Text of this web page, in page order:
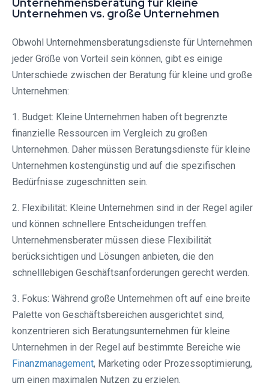
Unternehmen vs. große Unternehmen
Obwohl Unternehmensberatungsdienste für Unternehmen
jeder Größe von Vorteil sein können, gibt es einige
Unterschiede zwischen der Beratung für kleine und große
Unternehmen:
1. Budget: Kleine Unternehmen haben oft begrenzte
finanzielle Ressourcen im Vergleich zu großen
Unternehmen. Daher müssen Beratungsdienste für kleine
Unternehmen kostengünstig und auf die spezifischen
Bedürfnisse zugeschnitten sein.
2. Flexibilität: Kleine Unternehmen sind in der Regel agiler
und können schnellere Entscheidungen treffen.
Unternehmensberater müssen diese Flexibilität
berücksichtigen und Lösungen anbieten, die den
schnelllebigen Geschäftsanforderungen gerecht werden.
3. Fokus: Während große Unternehmen oft auf eine breite
Palette von Geschäftsbereichen ausgerichtet sind,
konzentrieren sich Beratungsunternehmen für kleine
Unternehmen in der Regel auf bestimmte Bereiche wie
Finanzmanagement, Marketing oder Prozessoptimierung,
um einen maximalen Nutzen zu erzielen.